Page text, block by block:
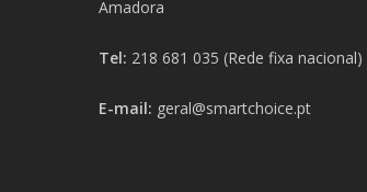
Amadora
Tel: 218 681 035 (Rede fixa nacional)
E-mail: geral@smartchoice.pt